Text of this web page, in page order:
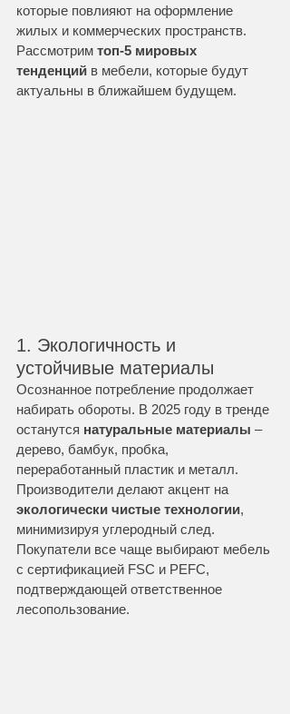
которые повлияют на оформление
жилых и коммерческих пространств.
Рассмотрим топ-5 мировых
тенденций в мебели, которые будут
актуальны в ближайшем будущем.
1. Экологичность и
устойчивые материалы
Осознанное потребление продолжает
набирать обороты. В 2025 году в тренде
останутся натуральные материалы –
дерево, бамбук, пробка,
переработанный пластик и металл.
Производители делают акцент на
экологически чистые технологии,
минимизируя углеродный след.
Покупатели все чаще выбирают мебель
с сертификацией FSC и PEFC,
подтверждающей ответственное
лесопользование.